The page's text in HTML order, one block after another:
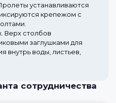
устанавливаются
крепежом с
Верх столбов
заглушками для
внутрь воды, листьев,
сотрудничества